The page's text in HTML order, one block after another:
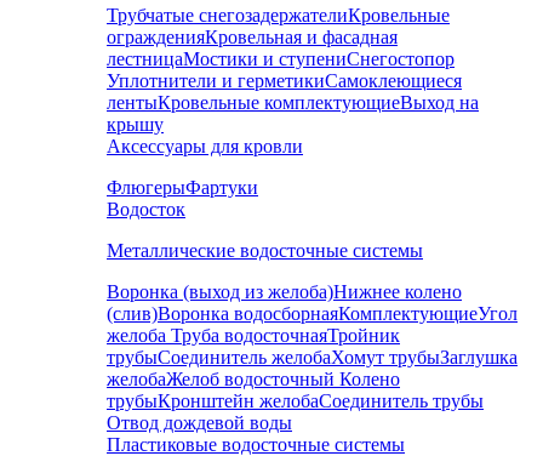
Трубчатые снегозадержателиКровельные
огражденияКровельная и фасадная
лестницаМостики и ступениСнегостопор
Уплотнители и герметикиСамоклеющиеся
лентыКровельные комплектующиеВыход на
крышу
Аксессуары для кровли
ФлюгерыФартуки
Водосток
Металлические водосточные системы
Воронка (выход из желоба)Нижнее колено
(слив)Воронка водосборнаяКомплектующиеУгол
желоба Труба водосточнаяТройник
трубыСоединитель желобаХомут трубыЗаглушка
желобаЖелоб водосточный Колено
трубыКронштейн желобаСоединитель трубы
Отвод дождевой воды
Пластиковые водосточные системы